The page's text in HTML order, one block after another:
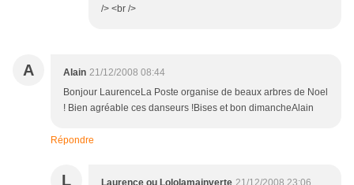
/> <br />
A Alain 21/12/2008 08:44
Bonjour LaurenceLa Poste organise de beaux arbres de Noel
! Bien agréable ces danseurs !Bises et bon dimancheAlain
Répondre
L Laurence ou Lololamainverte 21/12/2008 23:06